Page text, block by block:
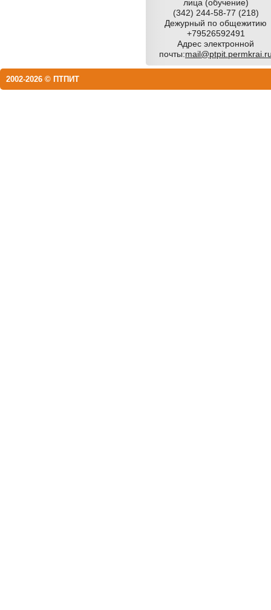
лица (обучение)
(342) 244-58-77 (218)
Дежурный по общежитию
+79526592491
Адрес электронной
почты:
2002-2026 © ПТПИТ